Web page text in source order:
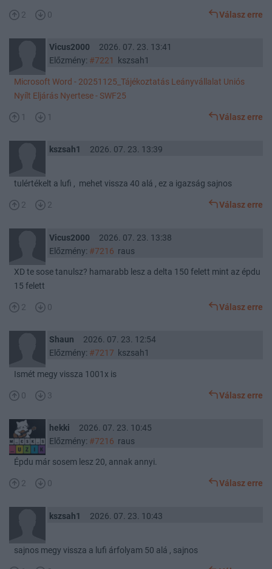
2 0 Válasz erre
Vicus2000
2026. 07. 23. 13:41
Előzmény: #7221 kszsah1
Microsoft Word - 20251125_Tájékoztatás Leányvállalat Uniós
Nyílt Eljárás Nyertese - SWF25
1 1 Válasz erre
kszsah1 2026. 07. 23. 13:39
tulértékelt a lufi , mehet vissza 40 alá , ez a igazság sajnos
2 2 Válasz erre
Vicus2000
2026. 07. 23. 13:38
Előzmény: #7216 raus
XD te sose tanulsz? hamarabb lesz a delta 150 felett mint az épdu
15 felett
2 0 Válasz erre
Shaun
2026. 07. 23. 12:54
Előzmény: #7217 kszsah1
Ismét megy vissza 1001x is
0 3 Válasz erre
hekki
2026. 07. 23. 10:45
Előzmény: #7216 raus
Épdu már sosem lesz 20, annak annyi.
2 0 Válasz erre
kszsah1 2026. 07. 23. 10:43
sajnos megy vissza a lufi árfolyam 50 alá , sajnos